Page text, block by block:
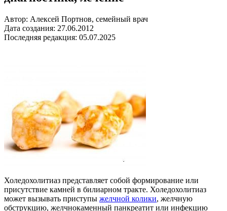
Автор: Алексей Портнов, семейный врач
Дата создания: 27.06.2012
Последняя редакция: 05.07.2025
Холедохолитиаз представляет собой формирование или
присутствие камней в билиарном тракте. Холедохолитиаз
может вызывать приступы желчной колики, желчную
обструкцию, желчнокаменный панкреатит или инфекцию